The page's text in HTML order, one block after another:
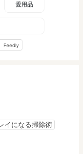
愛用品
Feedly
イになる掃除術